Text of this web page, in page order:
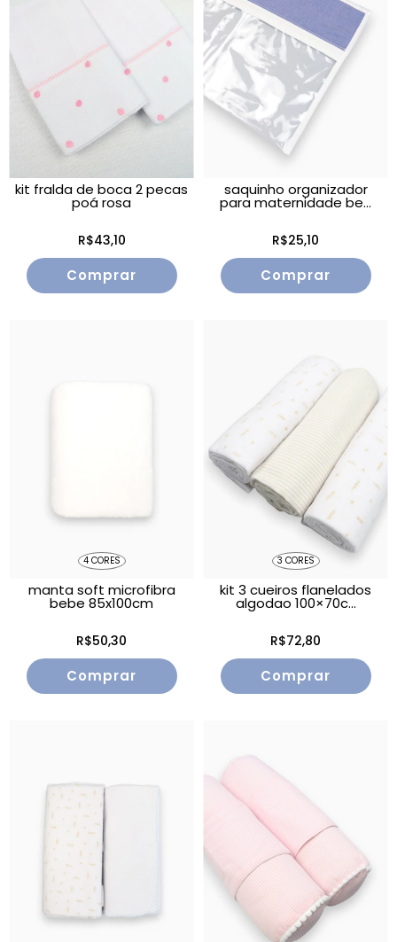
kit fralda de boca 2 pecas
poá rosa
R$43,10
saquinho organizador
para maternidade be...
R$25,10
4 CORES
manta soft microfibra
bebe 85x100cm
R$50,30
Comprar
3 CORES
kit 3 cueiros flanelados
algodao 100×70c...
R$72,80
Comprar